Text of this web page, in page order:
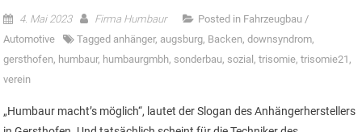
4. Mai 2023 Firma Humbaur Posted in Fahrzeugbau /
Automotive
Tagged anhänger, augsburg, Backen,downsyndrom,
gersthofen, humbaur, humbaurgmbh, sonderbau, sozial ,trisomie,trisomie21 ,
verein
„Humbaur macht’s möglich“, lautet der Slogan des Anhängerherstellers